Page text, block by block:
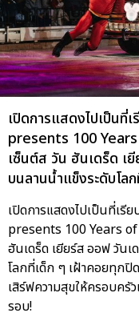
เปิดการแสดงไปเป็นที่
presents 100
เซ็นต์ส วัน ฮันเดร็ด เ
บนลานน้ำแข็งระดับโล
เปิดการแสดงไปเป็นที่เรี
presents 100 Years
ฮันเดร็ด เยียร์ส ออฟ วัน
โลกที่เด็ก ๆ เฝ้าคอยทุกปิ
เสิร์ฟความสุขให้ครอบครั
รอบ!